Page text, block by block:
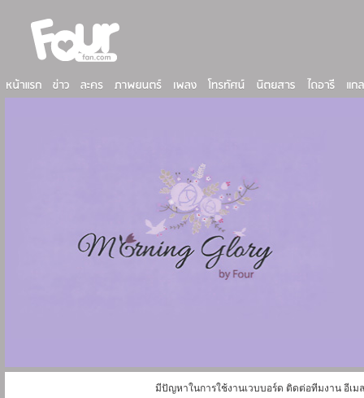
มีปัญหาในการใช้งานเวบบอร์ด ติดต่อทีมงาน อีเม